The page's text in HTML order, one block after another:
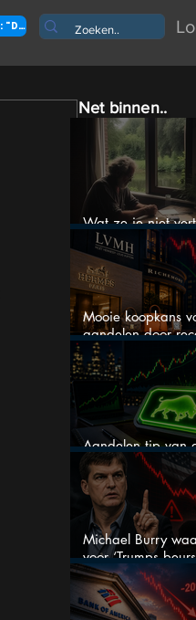
Profiteer nu van 50% korting met de kortingscode: "DANK"
Net binnen..
Wat ze je niet
erfbelasting
Mooie koopkans
aandelen door
correctie?
Aandelen tip van
markt onderschat
Michael Burry
voor ‘Trumps
waarderingen
meer toe